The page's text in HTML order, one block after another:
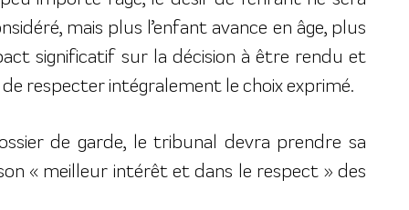
mais plus l’enfant avance en âge, plus
significatif sur la décision à être rendu et
respecter intégralement le choix exprimé.
de garde, le tribunal devra prendre sa
« meilleur intérêt et dans le respect » des